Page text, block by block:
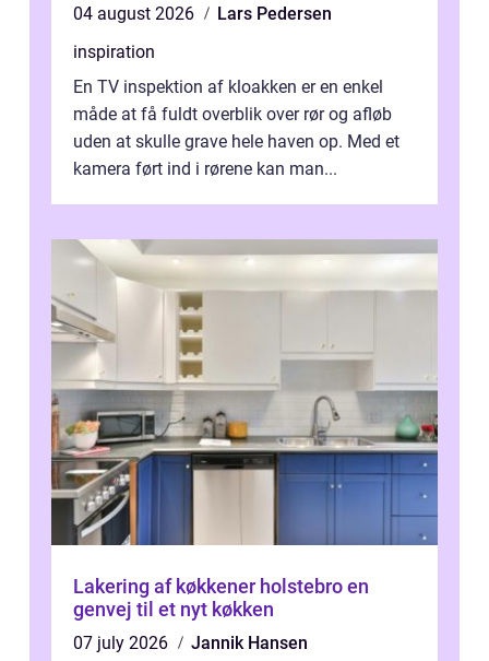
04 august 2026
Lars Pedersen
inspiration
En TV inspektion af kloakken er en enkel
måde at få fuldt overblik over rør og afløb
uden at skulle grave hele haven op. Med et
kamera ført ind i rørene kan man...
Lakering af køkkener holstebro en
genvej til et nyt køkken
07 july 2026
Jannik Hansen